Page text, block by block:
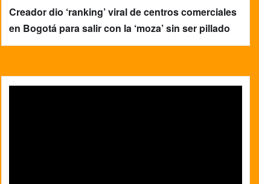
Creador dio ‘ranking’ viral de centros comerciales
en Bogotá para salir con la ‘moza’ sin ser pillado